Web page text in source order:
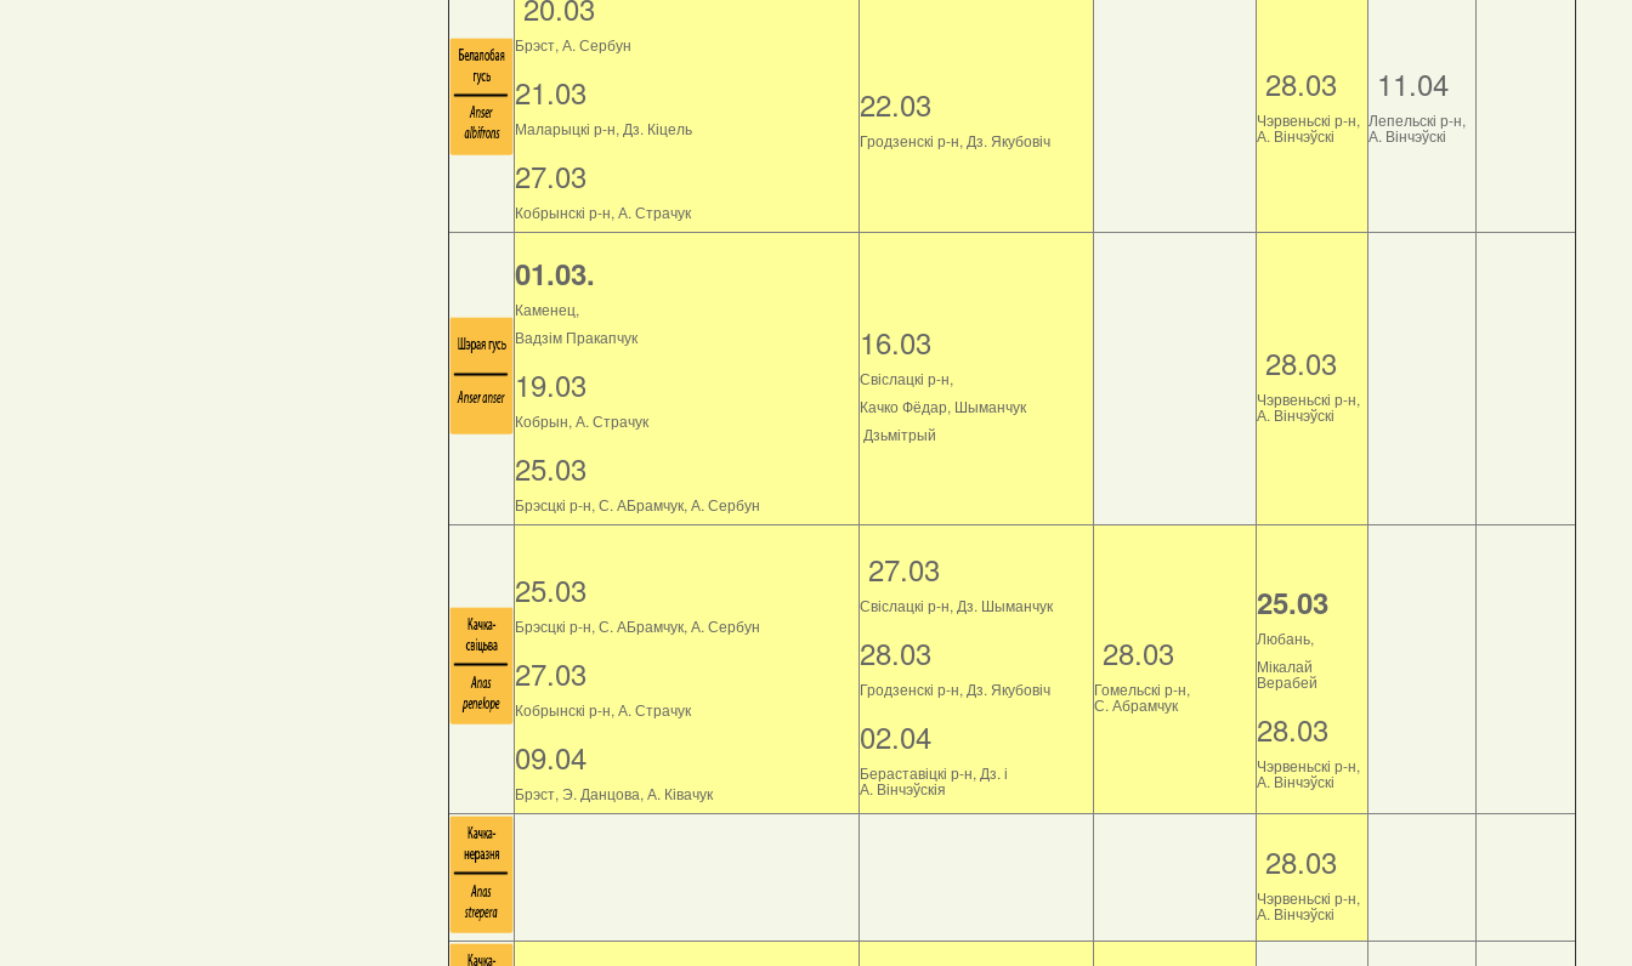
Брэст, А. Сербун
21.03
Маларыцкі р-н, Дз. Кіцель
27.03
Кобрынскі р-н, А. Страчук
22.03
Гродзенскі р-н, Дз. Якубовіч
28.03
Чэрвеньскі р-н,
А. Вінчэўскі
11.04
Лепельскі р-н,
А. Вінчэўскі
01.03.
Каменец,
Вадзім Пракапчук
19.03
Кобрын, А. Страчук
25.03
Брэсцкі р-н, С. АБрамчук, А. Сербун
16.03
Свіслацкі р-н,
Качко Фёдар, Шыманчук
Дзьмітрый
28.03
Чэрвеньскі р-н,
А. Вінчэўскі
25.03
Брэсцкі р-н, С. АБрамчук, А. Сербун
27.03
Кобрынскі р-н, А. Страчук
09.04
Брэст, Э. Данцова, А. Ківачук
27.03
Свіслацкі р-н, Дз. Шыманчук
28.03
Гродзенскі р-н, Дз. Якубовіч
02.04
Бераставіцкі р-н, Дз. і
А. Вінчэўскія
28.03
Гомельскі р-н,
С. Абрамчук
25.03
Любань,
Мікалай
Верабей
28.03
Чэрвеньскі р-н,
А. Вінчэўскі
28.03
Чэрвеньскі р-н,
А. Вінчэўскі